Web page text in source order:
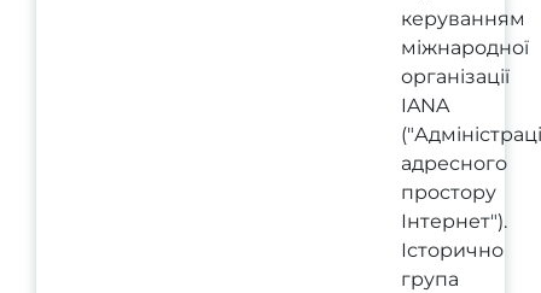
керуванням
міжнародної
організації
IANA
адресного
простору
Інтернет").
Історично
група